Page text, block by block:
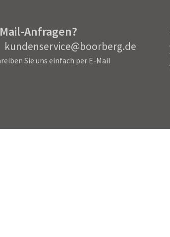
Anfragen?
kundenservice@boorberg.de
Sie uns einfach per E-Mail